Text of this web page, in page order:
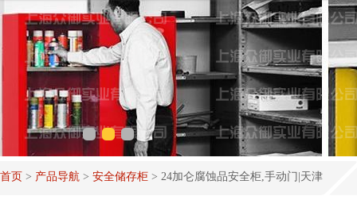
首页 > 产品导航 > 安全储存柜 > 24加仑腐蚀品安全柜,手动门|天津